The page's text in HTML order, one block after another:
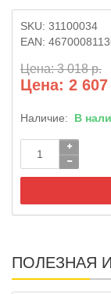
SKU: 31100034
EAN:
Цена: 3 018 р.
Цена: 2 607
Наличие: В
ПОЛЕЗНАЯ